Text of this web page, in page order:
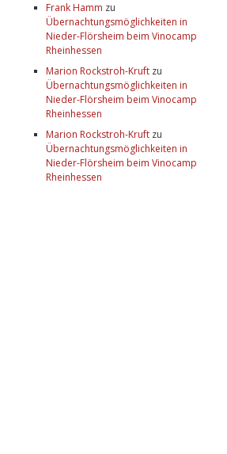
Frank Hamm zu
Übernachtungsmöglichkeiten in
Nieder-Flörsheim beim Vinocamp
Rheinhessen
Marion Rockstroh-Kruft zu
Übernachtungsmöglichkeiten in
Nieder-Flörsheim beim Vinocamp
Rheinhessen
Marion Rockstroh-Kruft zu
Übernachtungsmöglichkeiten in
Nieder-Flörsheim beim Vinocamp
Rheinhessen